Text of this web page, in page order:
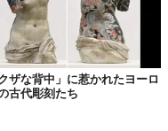
クザな背中」に惹かれたヨーロ
古代彫刻たち